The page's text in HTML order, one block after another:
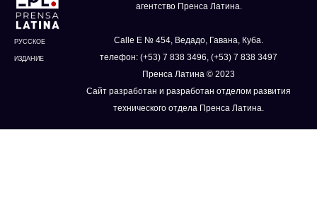
РУССКОЕ
ИЗДАНИЕ
агентство Пренса Латина.
Calle E № 454, Ведадо, Гавана, Куба.
телефон: (+53) 7 838 3496, (+53) 7 838 3497
Пренса Латина © 2023
Сайт разработан и разработан отделом развития
технического отдела Пренса Латина.